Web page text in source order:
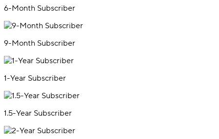
6-Month Subscriber
9-Month Subscriber
1-Year Subscriber
1.5-Year Subscriber